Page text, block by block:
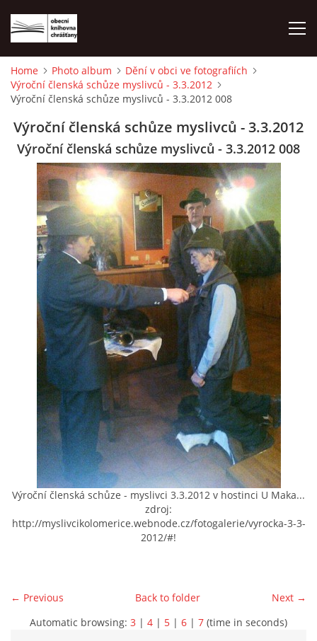
HOME
PHOTO ALBUM
© 2026 eStránky.cz |WebSlice | Print |Updated: 2026-08-01 |
Home Photo album
Dění v obci ve fotografiích
Výroční členská schůze myslivců - 3.3.2012
Výroční členská schůze myslivců - 3.3.2012 008
Výroční členská schůze myslivců - 3.3.2012
Výroční členská schůze myslivců - 3.3.2012 008
Výroční členská schůze - myslivci 3.3.2012 v hostinci U Maka...
zdroj:
http://myslivcikolomerice.webnode.cz/fotogalerie/vyrocka-3-3-
2012/#!
← Previous Next →
Back to folder
Automatic browsing: 3 | 4 | 5 | 6 | 7 (time in seconds)